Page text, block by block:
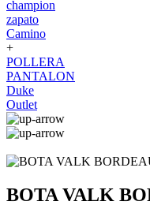
champion
zapato
Camino
+
POLLERA
PANTALON
Duke
Outlet
BOTA VALK